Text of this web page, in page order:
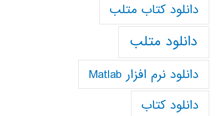
دانلود كتاب متلب
دانلود متلب
دانلود نرم افزار Matlab
دانلود کتاب